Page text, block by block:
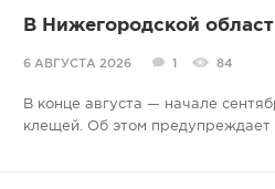
В Нижегородской
6 АВГУСТА 2026 1 84
В конце августа — начале
клещей. Об этом предупреждает